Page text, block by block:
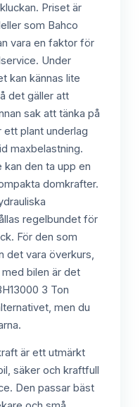
Priset är
som Bahco
vara en faktor för
Under
kan kännas lite
det gäller att
sak att tänka på
plant underlag
maxbelastning.
kan den ta upp en
domkrafter.
regelbundet för
För den som
det vara överkurs,
bilen är det
3 Ton
men du
är ett utmärkt
säker och kraftfull
Den passar bäst